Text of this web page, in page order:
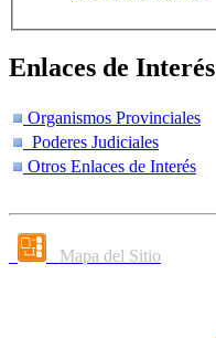
Enlaces de Interés
Organismos Provinciales
Poderes Judiciales
Otros Enlaces de Interés
Mapa del Sitio